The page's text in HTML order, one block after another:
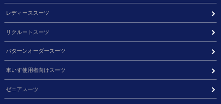
レディーススーツ
リクルートスーツ
パターンオーダースーツ
車いす使用者向けスーツ
ゼニアスーツ